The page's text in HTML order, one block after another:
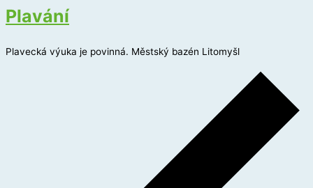
Plavání
Plavecká výuka je povinná. Městský bazén Litomyšl